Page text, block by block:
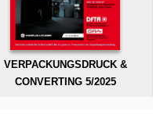
VERPACKUNGSDRUCK &
CONVERTING 5/2025